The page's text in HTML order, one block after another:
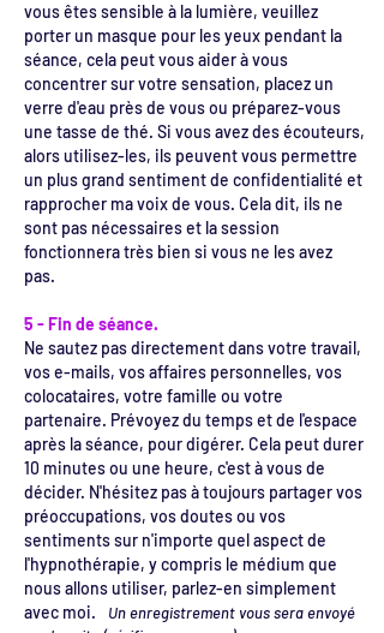
vous êtes sensible à la lumière, veuillez
porter un masque pour les yeux pendant la
séance, cela peut vous aider à vous
concentrer sur votre sensation, placez un
verre d'eau près de vous ou préparez-vous
une tasse de thé. Si vous avez des écouteurs,
alors utilisez-les, ils peuvent vous permettre
un plus grand sentiment de confidentialité et
rapprocher ma voix de vous. Cela dit, ils ne
sont pas nécessaires et la session
fonctionnera très bien si vous ne les avez
pas.
5 - Fin de séance.
Ne sautez pas directement dans votre travail,
vos e-mails, vos affaires personnelles, vos
colocataires, votre famille ou votre
partenaire. Prévoyez du temps et de l'espace
après la séance, pour digérer. Cela peut durer
10 minutes ou une heure, c'est à vous de
décider. N'hésitez pas à toujours partager vos
préoccupations, vos doutes ou vos
sentiments sur n'importe quel aspect de
l'hypnothérapie, y compris le médium que
nous allons utiliser, parlez-en simplement
avec moi.
Un enregistrement vous sera envoyé